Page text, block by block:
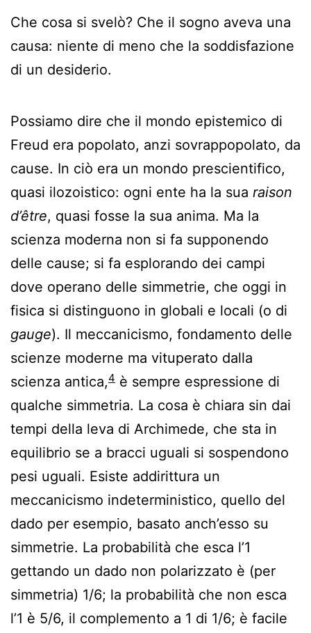
Che cosa si svelò? Che il sogno aveva una
causa: niente di meno che la soddisfazione
di un desiderio.
Possiamo dire che il mondo epistemico di
Freud era popolato, anzi sovrappopolato, da
cause. In ciò era un mondo prescientifico,
quasi ilozoistico: ogni ente ha la sua raison
d’être, quasi fosse la sua anima. Ma la
scienza moderna non si fa supponendo
delle cause; si fa esplorando dei campi
dove operano delle simmetrie, che oggi in
fisica si distinguono in globali e locali (o di
gauge). Il meccanicismo, fondamento delle
scienze moderne ma vituperato dalla
scienza antica,4 è sempre espressione di
qualche simmetria. La cosa è chiara sin dai
tempi della leva di Archimede, che sta in
equilibrio se a bracci uguali si sospendono
pesi uguali. Esiste addirittura un
meccanicismo indeterministico, quello del
dado per esempio, basato anch’esso su
simmetrie. La probabilità che esca l’1
gettando un dado non polarizzato è (per
simmetria) 1/6; la probabilità che non esca
l’1 è 5/6, il complemento a 1 di 1/6; è facile